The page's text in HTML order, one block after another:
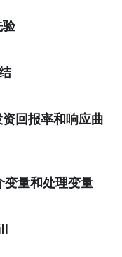
验
回报率和响应曲
量和处理变量